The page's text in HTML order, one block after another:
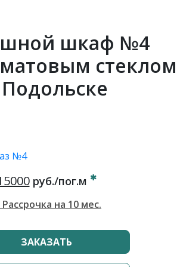
шкаф №4
стеклом
руб./пог.м
Рассрочка на 10 мес.
ЗАКАЗАТЬ